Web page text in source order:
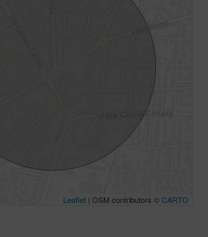
Leaflet | OSM contributors ©CARTO